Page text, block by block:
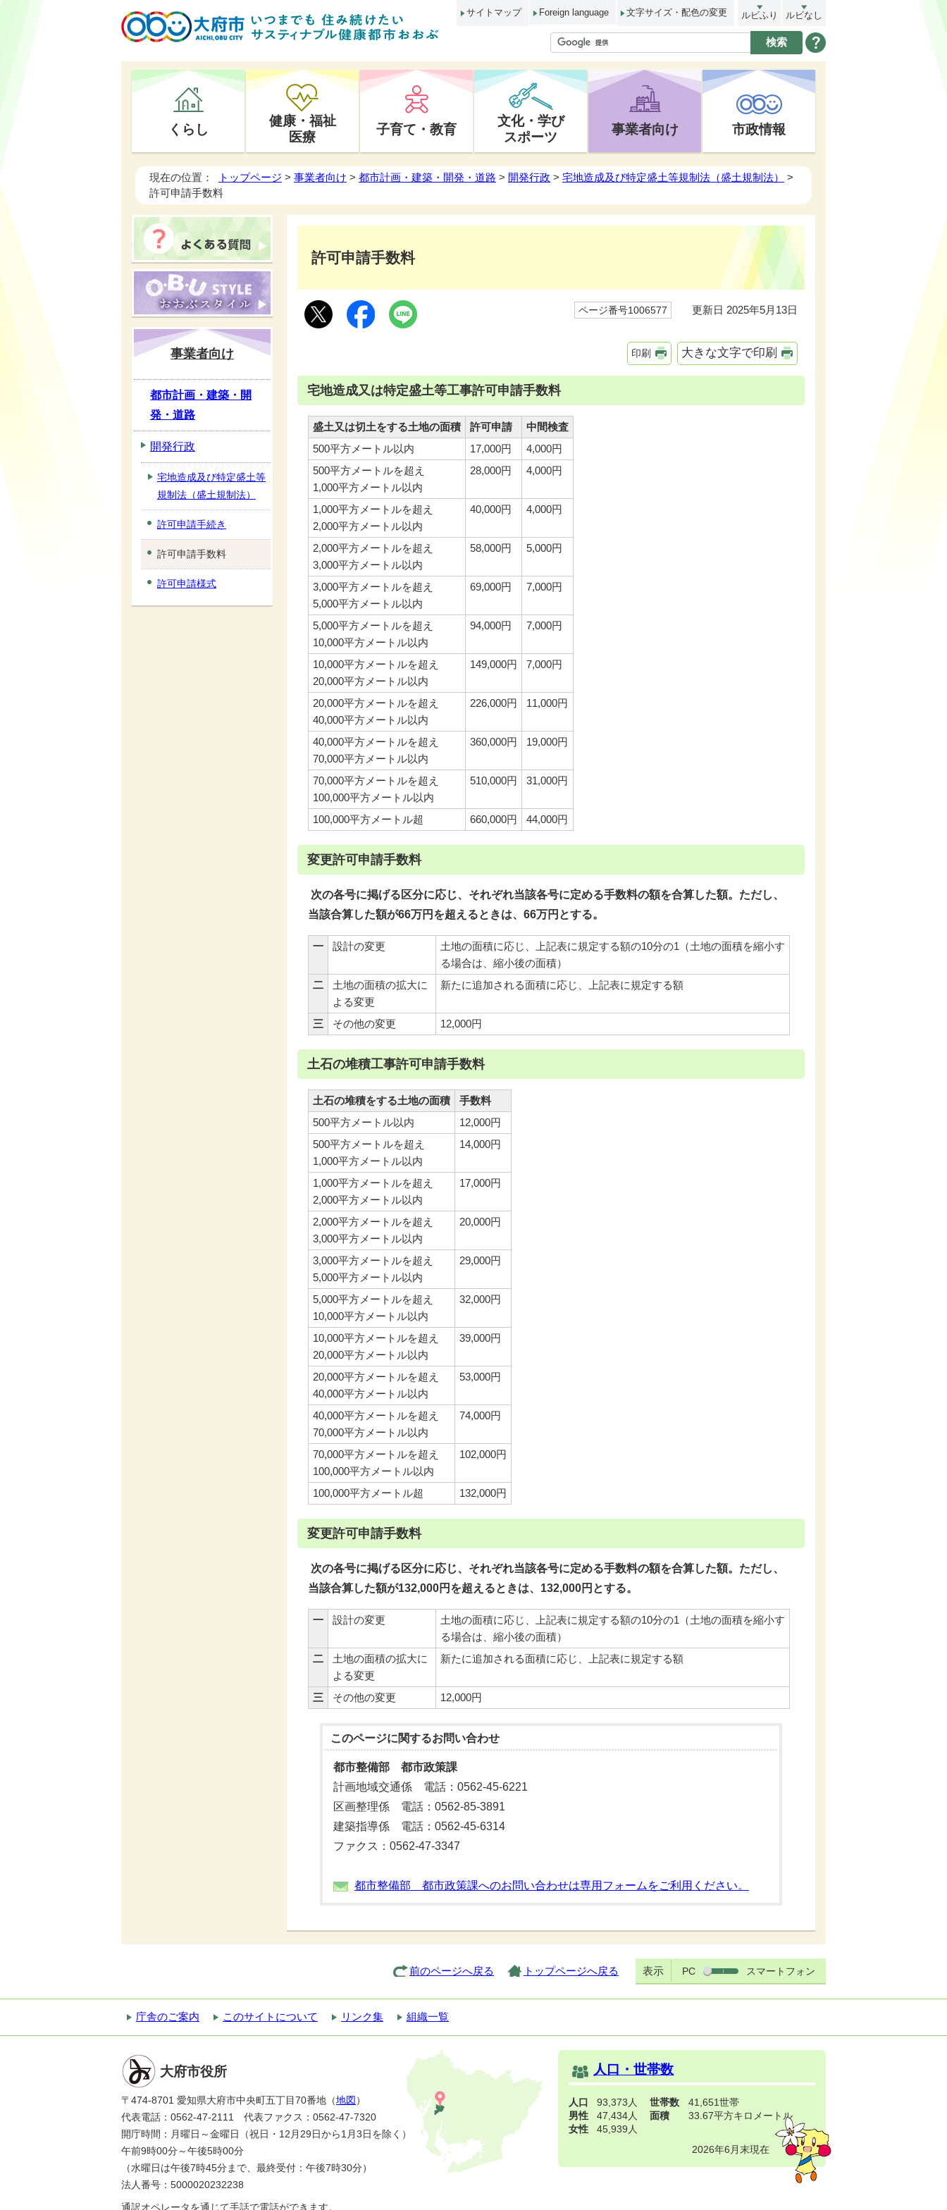
サイトマップ Foreign language 文字サイズ・配色の変更 ルビふり ルビなし
くらし
健康・福祉
医療
子育て・教育
文化・学び
スポーツ
事業者向け 市政情報
現在の位置： トップページ > 事業者向け > 都市計画・建築・開発・道路 > 開発行政 > 宅地造成及び特定盛土等規制法（盛土規制法）
>
許可申請手数料
許可申請手数料
ページ番号1006577 更新日 2025年5月13日
印刷 大きな文字で印刷
宅地造成又は特定盛土等工事許可申請手数料
盛土又は切土をする土地の面積 許可申請
中間検査
500平方メートル以内
17,000円
4,000円
500平方メートルを超え
1,000平方メートル以内
28,000円 4,000円
1,000平方メートルを超え
2,000平方メートル以内
40,000円 4,000円
2,000平方メートルを超え
3,000平方メートル以内
58,000円 5,000円
3,000平方メートルを超え
5,000平方メートル以内
69,000円 7,000円
5,000平方メートルを超え
10,000平方メートル以内
94,000円 7,000円
10,000平方メートルを超え
20,000平方メートル以内
149,000円 7,000円
20,000平方メートルを超え
40,000平方メートル以内
226,000円 11,000円
40,000平方メートルを超え
70,000平方メートル以内
360,000円 19,000円
70,000平方メートルを超え
100,000平方メートル以内
510,000円 31,000円
100,000平方メートル超 660,000円 44,000円
変更許可申請手数料
次の各号に掲げる区分に応じ、それぞれ当該各号に定める手数料の額を合算した額。ただし、
当該合算した額が66万円を超えるときは、66万円とする。
一 設計の変更
土地の面積に応じ、上記表に規定する額の10分の1（土地の面積を縮小す
る場合は、縮小後の面積）
二
土地の面積の拡大に
よる変更
新たに追加される面積に応じ、上記表に規定する額
三 その他の変更 12,000円
土石の堆積工事許可申請手数料
土石の堆積をする土地の面積
手数料
500平方メートル以内
12,000円
500平方メートルを超え
1,000平方メートル以内
14,000円
1,000平方メートルを超え
2,000平方メートル以内
17,000円
2,000平方メートルを超え
3,000平方メートル以内
20,000円
3,000平方メートルを超え
5,000平方メートル以内
29,000円
5,000平方メートルを超え
10,000平方メートル以内
32,000円
10,000平方メートルを超え
20,000平方メートル以内
39,000円
20,000平方メートルを超え
40,000平方メートル以内
53,000円
40,000平方メートルを超え
70,000平方メートル以内
74,000円
70,000平方メートルを超え
100,000平方メートル以内
102,000円
100,000平方メートル超 132,000円
変更許可申請手数料
次の各号に掲げる区分に応じ、それぞれ当該各号に定める手数料の額を合算した額。ただし、
当該合算した額が132,000円を超えるときは、132,000円 とする。
一 設計の変更
土地の面積に応じ、上記表に規定する額の10分の1（土地の面積を縮小す
る場合は、縮小後の面積）
二
土地の面積の拡大に
よる変更
新たに追加される面積に応じ、上記表に規定する額
三 その他の変更 12,000円
このページに関するお問い合わせ
都市整備部 都市政策課
計画地域交通係 電話：0562-45-6221
区画整理係 電話：0562-85-3891
建築指導係 電話：0562-45-6314
ファクス：0562-47-3347
都市整備部 都市政策課へのお問い合わせは専用フォームをご利用ください。
事業者向け
都市計画・建築・開
発・道路
開発行政
宅地造成及び特定盛土等
規制法（盛土規制法）
許可申請手続き
許可申請手数料
許可申請様式
前のページへ戻る トップページへ戻る 表示 PC スマートフォン
庁舎のご案内 このサイトについて リンク集 組織一覧
大府市役所
〒474-8701 愛知県大府市中央町五丁目70番地（地図 ）
代表電話：0562-47-2111 代表ファクス：0562-47-7320
開庁時間：月曜日～金曜日（祝日・12月29日から1月3日を除く）
午前9時00分～午後5時00分
（水曜日は午後7時45分まで、最終受付：午後7時30分）
法人番号：5000020232238
通訳オペレータを通じて手話で電話ができます。
人口・世帯数
人口
93,373人
男性
47,434人
女性
45,939人
世帯数
41,651世帯
面積
33.67平方キロメートル
2026年6月末現在